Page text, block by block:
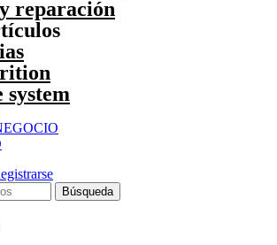
reparación
system
Búsqueda